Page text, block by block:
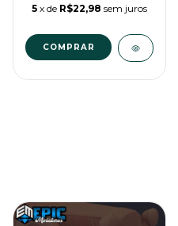
5 x de R$22,98 sem juros